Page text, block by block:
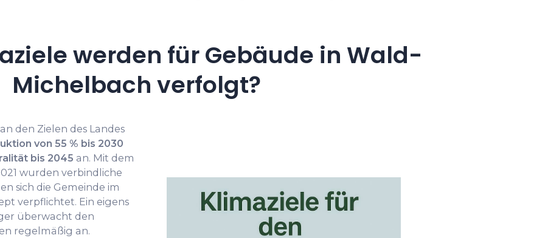
werden für Gebäude in Wald-
Michelbach verfolgt?
den Zielen des Landes
von 55 % bis 2030
bis 2045 an. Mit dem
wurden verbindliche
sich die Gemeinde im
verpflichtet. Ein eigens
überwacht den
regelmäßig an.